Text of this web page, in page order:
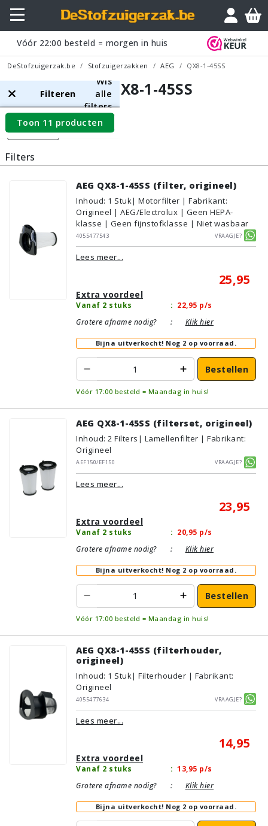
Vóór 22:00 besteld = morgen in huis
DeStofzuigerzak.be Stofzuigerzakken AEG QX8-1-45SS
AEG QX8-1-45SS
Filters
Filteren
Wis
alle
filters
Toon 11 producten
Filters
AEG QX8-1-45SS (filter, origineel)
Inhoud: 1 Stuk| Motorfilter | Fabrikant:
Origineel | AEG/Electrolux | Geen HEPA-
klasse | Geen fijnstofklasse | Niet wasbaar
4055477543
Vraagje?
Lees meer...
25,95
Extra voordeel
Vanaf 2 stuks : 22,95 p/s
Grotere afname nodig?
: Klik hier
Bijna uitverkocht! Nog 2 op voorraad.
Bestellen
Vóór 17:00 besteld = Maandag in huis!
AEG QX8-1-45SS (filterset, origineel)
Inhoud: 2 Filters | Lamellenfilter | Fabrikant:
Origineel
AEF150/EF150
Vraagje?
Lees meer...
23,95
Extra voordeel
Vanaf 2 stuks : 20,95 p/s
Grotere afname nodig?
: Klik hier
Bijna uitverkocht! Nog 2 op voorraad.
Bestellen
Vóór 17:00 besteld = Maandag in huis!
AEG QX8-1-45SS (filterhouder,
origineel)
Inhoud: 1 Stuk| Filterhouder | Fabrikant:
Origineel
4055477634
Vraagje?
Lees meer...
14,95
Extra voordeel
Vanaf 2 stuks : 13,95 p/s
Grotere afname nodig?
: Klik hier
Bijna uitverkocht! Nog 2 op voorraad.